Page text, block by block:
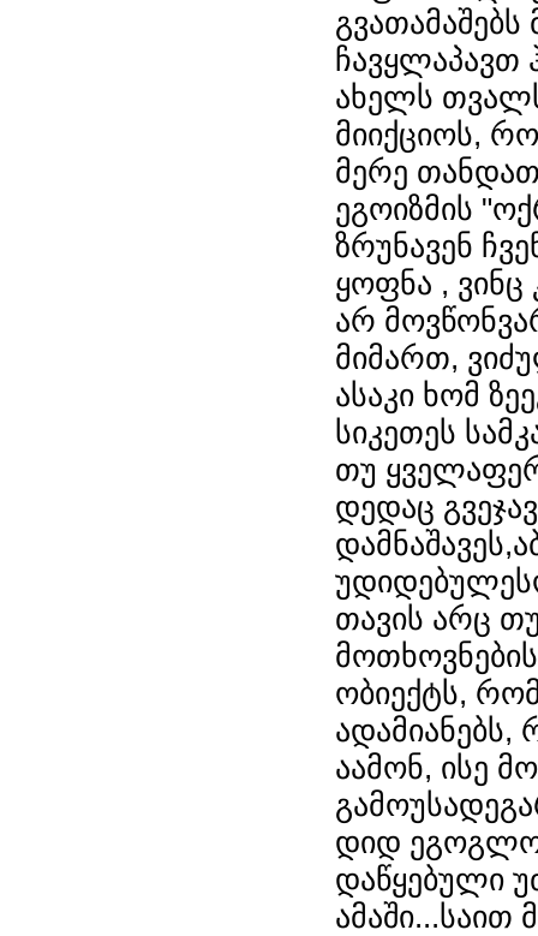
ჩავყლაპავთ
ახელს
მიიქციოს,
მერე
ეგოიზმის
ზრუნავენ
ყოფნა ,
არ
მიმართ,
ასაკი ხომ
სიკეთეს
თუ
დედაც
თავის არც
ობიექტს,
ადამიანებს,
აამონ, ისე
დიდ
დაწყებული
ამაში...საით